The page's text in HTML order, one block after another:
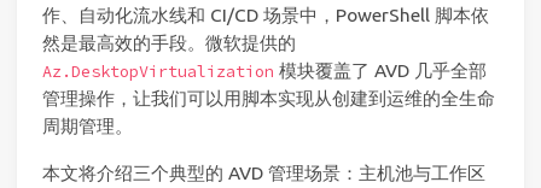
作、自动化流水线和 CI/CD 场景中，PowerShell 脚本依
然是最高效的手段。微软提供的
Az.DesktopVirtualization 模块覆盖了 AVD 几乎全部
管理操作，让我们可以用脚本实现从创建到运维的全生命
周期管理。
本文将介绍三个典型的 AVD 管理场景：主机池与工作区